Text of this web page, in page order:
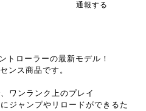
通報する
トローラーの最新モデル！
ンス商品です。
ワンランク上のプレイ
ジャンプやリロードができるた